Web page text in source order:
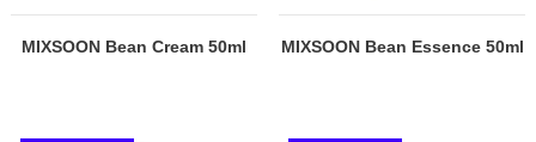
MIXSOON Bean Cream 50ml MIXSOON Bean Essence 50ml